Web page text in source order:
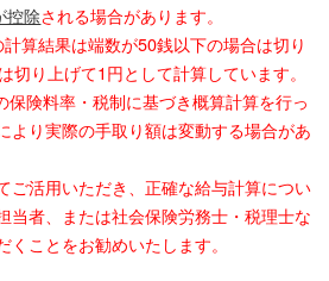
控除される場合があります。
算結果は端数が50銭以下の場合は切り
切り上げて1円として計算しています。
険料率・税制に基づき概算計算を行っ
より実際の手取り額は変動する場合があ
ご活用いただき、正確な給与計算につい
当者、または社会保険労務士・税理士な
ことをお勧めいたします。